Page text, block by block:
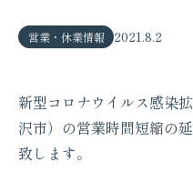
営業・休業情報 2021.8.2
新型コロナウイルス感染
沢市）の営業時間短縮の
致します。